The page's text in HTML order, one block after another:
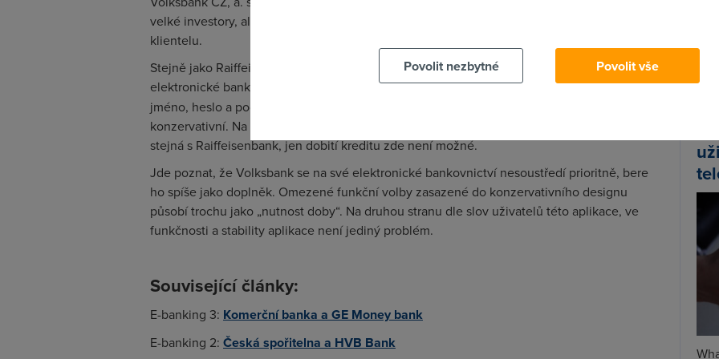
velké investory, ale tak jako jiné ústavy, začala se postupem času více orientovat na běžnou
klientelu.
Stejně jako Raiffeisenbank, i Volksbank nabízí na svých stránkách demoverzi aplikace pro
elektronické bankovnictví –
najdete ji zde. K přístupu na účet pomocí internetu potřebujete
jméno, heslo a podpisové certifikáty. Design aplikace je strohý, řekněme značně
konzervativní. Na druhou stranu je aplikace přehledná. Co do funkcí, je nabídka naprosto
stejná s Raiffeisenbank, jen dobití kreditu zde není možné.
Jde poznat, že Volksbank se na své elektronické bankovnictví nesoustředí prioritně, bere
ho spíše jako doplněk. Omezené funkční volby zasazené do konzervativního designu
působí trochu jako „nutnost doby“. Na druhou stranu dle slov uživatelů této aplikace, ve
funkčnosti a stability aplikace není jediný problém.
Související články:
E-banking 3: Komerční banka a GE Money bank
E-banking 2: Česká spořitelna a HVB Bank
Povolit nezbytné
Povolit vše